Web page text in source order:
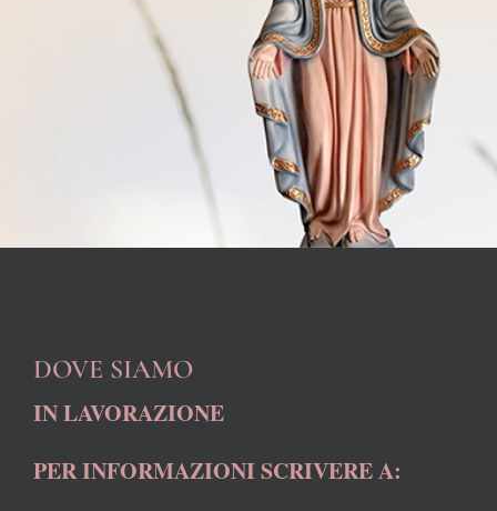
DOVE SIAMO
IN LAVORAZIONE
PER INFORMAZIONI SCRIVERE A: